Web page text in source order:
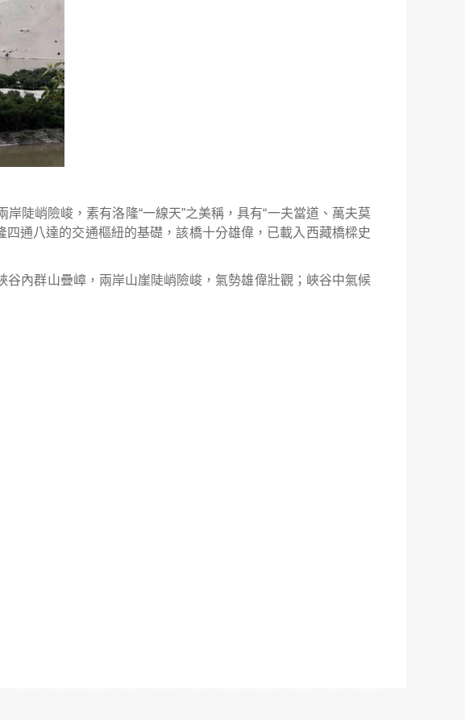
岸陡峭險峻，素有洛隆“一線天”之美稱，具有“一夫當道、萬夫莫
通八達的交通樞紐的基礎，該橋十分雄偉，已載入西藏橋樑史
谷內群山疊嶂，兩岸山崖陡峭險峻，氣勢雄偉壯觀；峽谷中氣候